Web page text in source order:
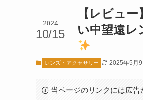
【レビュ
い中望遠レ
2024
10/15
レンズ・アクセサリー 2025年5月9
当ページのリンクには広告